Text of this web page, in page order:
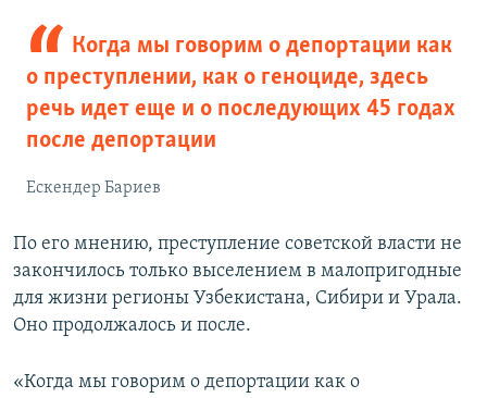
Когда мы говорим о депортации как
о преступлении, как о геноциде, здесь
речь идет еще и о последующих 45 годах
после депортации
Ескендер Бариев
По его мнению, преступление советской власти не
закончилось только выселением в малопригодные
для жизни регионы Узбекистана, Сибири и Урала.
Оно продолжалось и после.
«Когда мы говорим о депортации как о